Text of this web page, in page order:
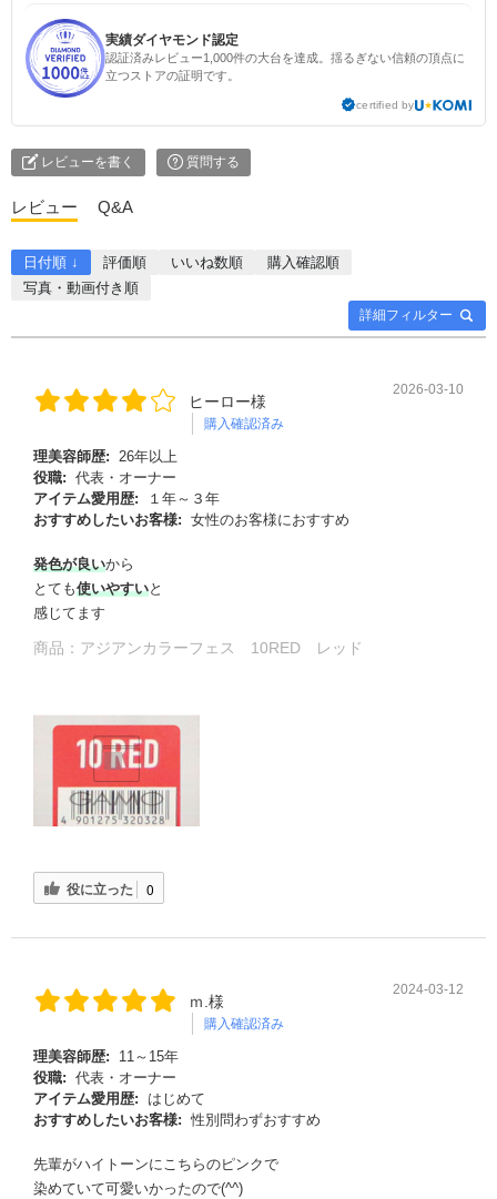
実績ダイヤモンド認定
認証済みレビュー1,000件の大台を達成。揺るぎない信頼の頂点に
立つストアの証明です。
certified by
レビューを書く 質問する
レビュー Q&A
詳細フィルター
日付順 ↓ 評価順 いいね数順
購入確認順
写真・動画付き順
ヒーロー様
購入確認済み
2026-03-10
理美容師歴: 26年以上
役職: 代表・オーナー
アイテム愛用歴:
１年～３年
おすすめしたいお客様: 女性のお客様におすすめ
発色が良いから
とても使いやすいと
感じてます
商品： アジアンカラーフェス 10RED レッド
役に立った 0
ｍ.様
購入確認済み
2024-03-12
理美容師歴:
11～15年
役職: 代表・オーナー
アイテム愛用歴:
はじめて
おすすめしたいお客様: 性別問わずおすすめ
先輩がハイトーンにこちらのピンクで
染めていて可愛いかったので(^^)